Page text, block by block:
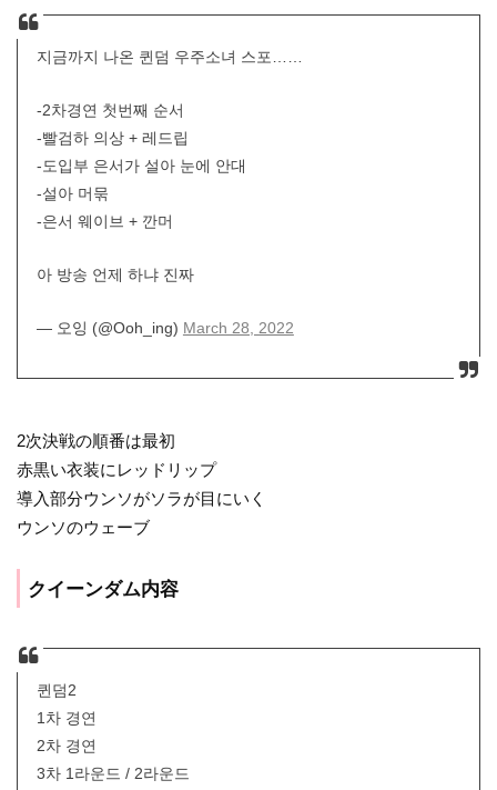
지금까지 나온 퀸덤 우주소녀 스포……
-2차경연 첫번째 순서
-빨검하 의상 + 레드립
-도입부 은서가 설아 눈에 안대
-설아 머묶
-은서 웨이브 + 깐머
아 방송 언제 하냐 진짜
— 오잉 (@Ooh_ing) March 28, 2022
2次決戦の順番は最初
赤黒い衣装にレッドリップ
導入部分ウンソがソラが目にいく
ウンソのウェーブ
クイーンダム内容
퀸덤2
1차 경연
2차 경연
3차 1라운드 / 2라운드